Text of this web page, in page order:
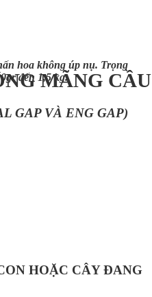
hoa không úp nụ. Trọng
đến 1,5 kg.MÃNG
GAP VÀ ENG GAP)
HOẶC CÂY ĐANG